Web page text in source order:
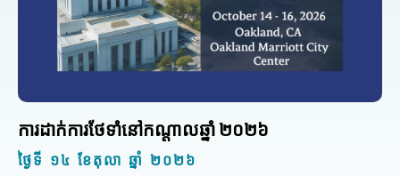
ការដាក់ការថែទាំនៅកណ្តាលឆ្នាំ ២០២៦
ថ្ងៃទី ១៤ ខែតុលា ឆ្នាំ ២០២៦